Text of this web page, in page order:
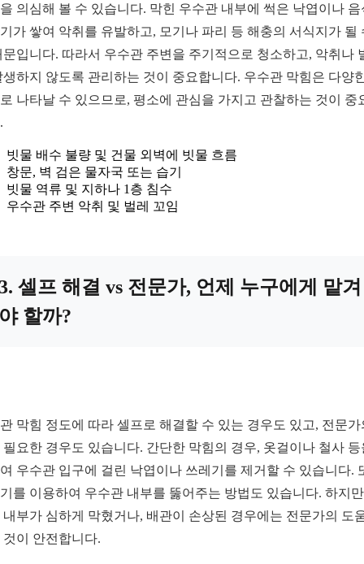
의심해 볼 수 있습니다. 막힌 우수관 내부에 썩은 낙엽이나 음
가 쌓여 악취를 유발하고, 모기나 파리 등 해충의 서식지가 될
문입니다. 따라서 우수관 주변을 주기적으로 청소하고, 악취나
생하지 않도록 관리하는 것이 중요합니다. 우수관 막힘은 다양
나타날 수 있으므로, 평소에 관심을 가지고 관찰하는 것이 중
빗물 배수 불량 및 건물 외벽에 빗물 흐름
창문, 벽 검은 물자국 또는 습기
빗물 역류 및 지하나 1층 침수
우수관 주변 악취 및 벌레 꼬임
셀프 해결 vs 전문가, 언제 누구에게 맡겨
할까?
막힘 정도에 따라 셀프로 해결할 수 있는 경우도 있고, 전문가
필요한 경우도 있습니다. 간단한 막힘의 경우, 옷걸이나 철사 등
우수관 입구에 걸린 낙엽이나 쓰레기를 제거할 수 있습니다.
를 이용하여 우수관 내부를 뚫어주는 방법도 있습니다. 하지
내부가 심하게 막혔거나, 배관이 손상된 경우에는 전문가의 도
것이 안전합니다.